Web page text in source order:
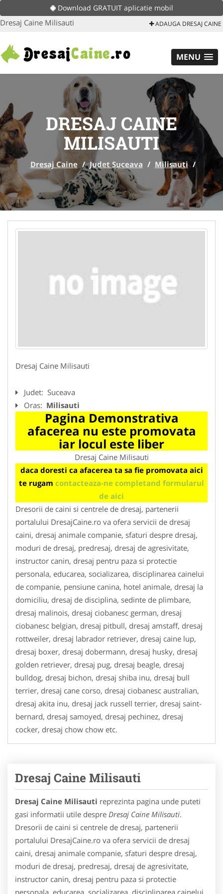
Download GRATUIT aplicatie mobil
Dresaj Caine Milisauti ADAUGA DRESAJ CAINE
MENU
DRESAJ CAINE
MILISAUTI
Dresaj Caine / Judet Suceava / Milisauti /
Dresaj Caine Milisauti
Judet: Suceava
Oras: Milisauti
Pagina Demonstrativa
afacerea nu este promovata
iar locul este liber
Dresaj Caine Milisauti
daca doresti ca afacerea ta sa fie promovata aici
te rugam contacteaza-ne completand formularul
de aici
Dresorii de caini si centrele de dresaj, partenerii
portalului DresajCaine.ro va ofera servicii de dresaj
caini, dresaj animale companie, sfaturi despre dresaj,
moduri de dresaj, predresaj, dresaj de agresivitate,
instructor canin, dresaj pentru paza si protectie
personala, educarea, socializarea, disciplinarea cainelui
de companie, pensiune canina, hotel animale, dresaj la
domiciliu, dresaj de disciplina, sedinte de plimbare,
dresaj malinois, dresaj ciobanesc german, dresaj
ciobanesc belgian, dresaj pitbull, dresaj amstaff, dresaj
rottweiler, dresaj labrador retriever, dresaj caine lup,
dresaj boxer, dresaj dobermann, dresaj husky, dresaj
golden retriever, dresaj pug, dresaj beagle, dresaj
bulldog, dresaj bichon, dresaj shiba inu, dresaj bull
terrier, dresaj cane corso, dresaj ciobanesc australian,
dresaj akita inu, dresaj jack russell terrier, dresaj saint-
bernard, dresaj samoyed, dresaj pechinez, dresaj
cocker, dresaj chow chow etc.
Dresaj Caine Milisauti
Dresaj Caine Milisauti reprezinta pagina unde puteti
gasi informatii utile despre Dresaj Caine Milisauti.
Dresorii de caini si centrele de dresaj, partenerii
portalului DresajCaine.ro va ofera servicii de dresaj
caini, dresaj animale companie, sfaturi despre dresaj,
moduri de dresaj, predresaj, dresaj de agresivitate,
instructor canin, dresaj pentru paza si protectie
personala, educarea, socializarea, disciplinarea cainelui